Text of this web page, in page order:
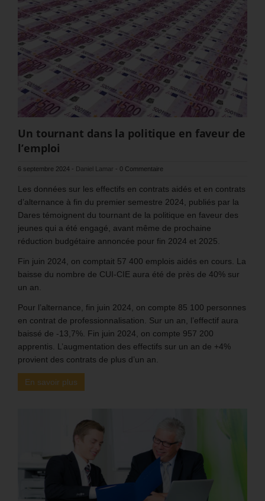
Un tournant dans la politique en faveur de
l’emploi
6 septembre 2024 - Daniel Lamar - 0 Commentaire
Les données sur les effectifs en contrats aidés et en contrats
d’alternance à fin du premier semestre 2024, publiés par la
Dares témoignent du tournant de la politique en faveur des
jeunes qui a été engagé, avant même de prochaine
réduction budgétaire annoncée pour fin 2024 et 2025.
Fin juin 2024, on comptait 57 400 emplois aidés en cours. La
baisse du nombre de CUI-CIE aura été de près de 40% sur
un an.
Pour l’alternance, fin juin 2024, on compte 85 100 personnes
en contrat de professionnalisation. Sur un an, l’effectif aura
baissé de -13,7%. Fin juin 2024, on compte 957 200
apprentis. L’augmentation des effectifs sur un an de +4%
provient des contrats de plus d’un an.
En savoir plus